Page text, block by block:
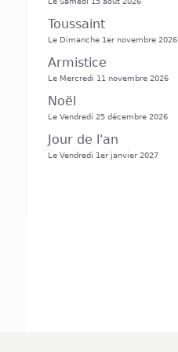
Toussaint
Le Dimanche 1er novembre 2026
Armistice
Le Mercredi 11 novembre 2026
Noël
Le Vendredi 25 décembre 2026
Jour de l'an
Le Vendredi 1er janvier 2027